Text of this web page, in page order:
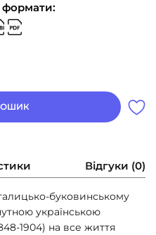
формати:
Відгуки (0)
буковинському
українською
1904) на все життя